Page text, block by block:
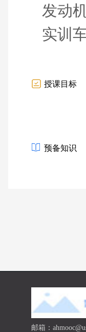
发动
实训
授课目标
预备知识
邮箱：